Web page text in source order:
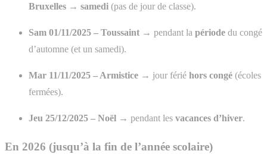
Bruxelles → samedi (pas de jour de classe).
Sam 01/11/2025 – Toussaint → pendant la période du congé
d’automne (et un samedi).
Mar 11/11/2025 – Armistice → jour férié hors congé (écoles
fermées).
Jeu 25/12/2025 – Noël → pendant les vacances d’hiver.
En 2026 (jusqu’à la fin de l’année scolaire)